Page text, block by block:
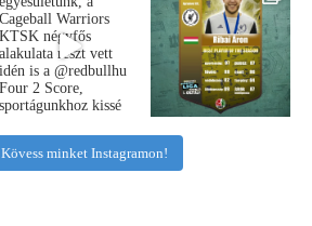
Kövess minket Instagramon!